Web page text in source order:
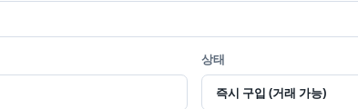
상태